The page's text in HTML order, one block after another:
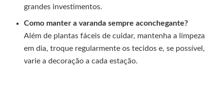
grandes investimentos.
Como manter a varanda sempre aconchegante?
Além de plantas fáceis de cuidar, mantenha a limpeza
em dia, troque regularmente os tecidos e, se possível,
varie a decoração a cada estação.